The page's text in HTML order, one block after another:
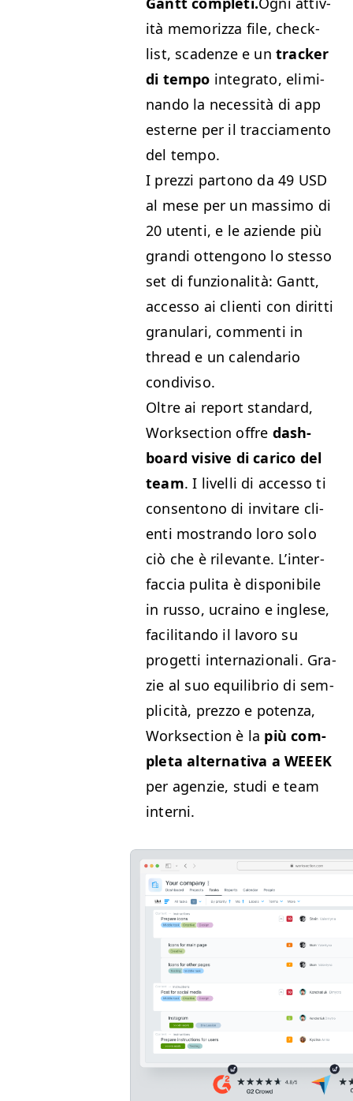
ità mem­o­riz­za file, check­
list, sca­den­ze e un track­er
di tem­po inte­gra­to, elim­i­
nan­do la neces­sità di app
esterne per il trac­cia­men­to
del tempo.
I prezzi partono da 49 USD
al mese per un mas­si­mo di
20 uten­ti, e le aziende più
gran­di otten­gono lo stes­so
set di fun­zion­al­ità: Gantt,
acces­so ai cli­en­ti con dirit­ti
gran­u­lari, com­men­ti in
thread e un cal­en­dario
condiviso.
Oltre ai report stan­dard,
Work­sec­tion offre dash­
board visive di cari­co del
team. I liv­el­li di acces­so ti
con­sentono di invitare cli­
en­ti mostran­do loro solo
ciò che è ril­e­vante. L’in­ter­
fac­cia puli­ta è disponi­bile
in rus­so, ucraino e inglese,
facil­i­tan­do il lavoro su
prog­et­ti inter­nazion­ali. Gra­
zie al suo equi­lib­rio di sem­
plic­ità, prez­zo e poten­za,
Work­sec­tion è la più com­
ple­ta alter­na­ti­va a WEEEK
per agen­zie, stu­di e team
interni.